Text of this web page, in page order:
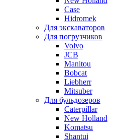
Case
Hidromek
Для экскаваторов
Для погрузчиков
Volvo
JCB
Manitou
Bobcat
Liebherr
Mitsuber
Для бульдозеров
Caterpillar
New Holland
Komatsu
Shantui